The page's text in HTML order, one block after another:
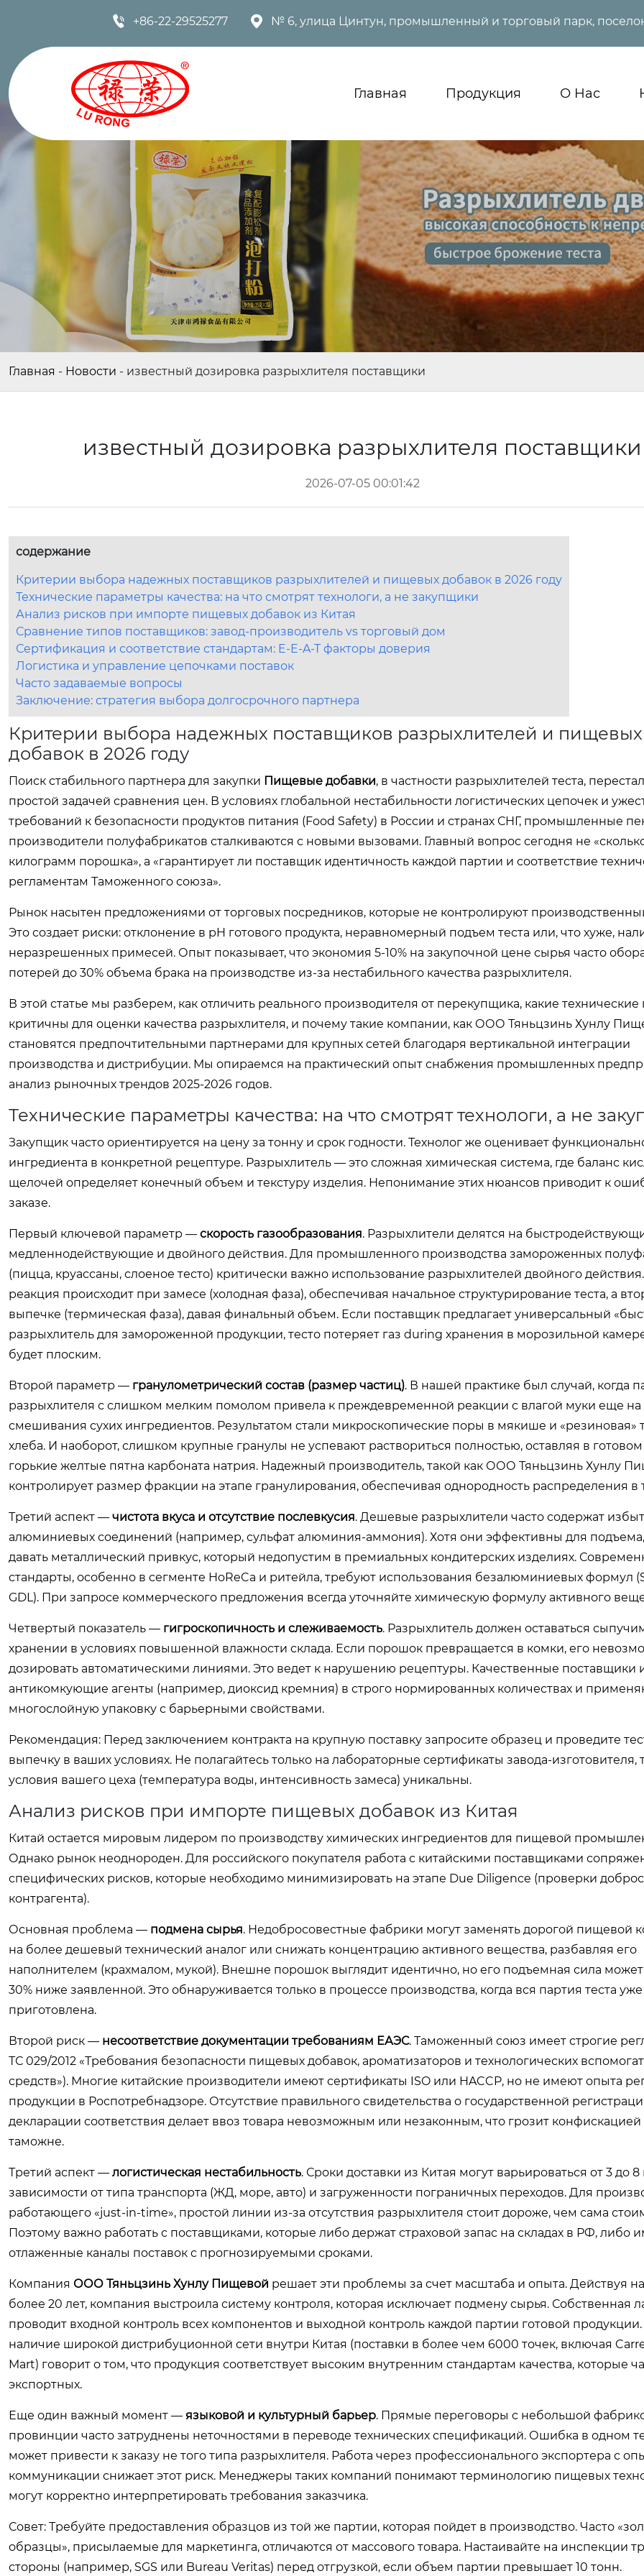
 +86-22-29525277  № 6, улица Цинтун, промышленный и торговый парк,
Главная Продукция О Нас
Главная - Новости - известный дозировка разрыхлителя поставщики
известный дозировка разрыхлителя поставщики
2026-07-05 00:01:42
содержание
Критерии выбора надежных поставщиков разрыхлителей и пищевых добавок в 2026 году
Технические параметры качества: на что смотрят технологи, а не закупщики
Анализ рисков при импорте пищевых добавок из Китая
Сравнение типов поставщиков: завод-производитель vs торговый дом
Сертификация и соответствие стандартам: E-E-A-T факторы доверия
Логистика и управление цепочками поставок
Часто задаваемые вопросы
Заключение: стратегия выбора долгосрочного партнера
Критерии выбора надежных поставщиков разрыхлителей и пищевых
добавок в 2026 году
Поиск стабильного партнера для закупки Пищевые добавки, в частности разрыхлителей теста,
простой задачей сравнения цен. В условиях глобальной нестабильности логистических цепочек и
требований к безопасности продуктов питания (Food Safety) в России и странах СНГ, промышленные
производители полуфабрикатов сталкиваются с новыми вызовами. Главный вопрос сегодня не
килограмм порошка», а «гарантирует ли поставщик идентичность каждой партии и соответствие
регламентам Таможенного союза».
Рынок насытен предложениями от торговых посредников, которые не контролируют
Это создает риски: отклонение в pH готового продукта, неравномерный подъем теста или, что хуже,
неразрешенных примесей. Опыт показывает, что экономия 5-10% на закупочной цене сырья часто
потерей до 30% объема брака на производстве из-за нестабильного качества разрыхлителя.
В этой статье мы разберем, как отличить реального производителя от перекупщика, какие
критичны для оценки качества разрыхлителя, и почему такие компании, как ООО Тяньцзинь Хунлу
становятся предпочтительными партнерами для крупных сетей благодаря вертикальной интеграции
производства и дистрибуции. Мы опираемся на практический опыт снабжения промышленных
анализ рыночных трендов 2025-2026 годов.
Технические параметры качества: на что смотрят технологи, а не
Закупщик часто ориентируется на цену за тонну и срок годности. Технолог же оценивает
ингредиента в конкретной рецептуре. Разрыхлитель — это сложная химическая система, где баланс
щелочей определяет конечный объем и текстуру изделия. Непонимание этих нюансов приводит к
заказе.
Первый ключевой параметр — скорость газообразования. Разрыхлители делятся на
медленнодействующие и двойного действия. Для промышленного производства замороженных
(пицца, круассаны, слоеное тесто) критически важно использование разрыхлителей двойного
реакция происходит при замесе (холодная фаза), обеспечивая начальное структурирование теста, а
выпечке (термическая фаза), давая финальный объем. Если поставщик предлагает универсальный
разрыхлитель для замороженной продукции, тесто потеряет газ during хранения в морозильной
будет плоским.
Второй параметр — гранулометрический состав (размер частиц). В нашей практике был случай, когда
разрыхлителя с слишком мелким помолом привела к преждевременной реакции с влагой муки еще на
смешивания сухих ингредиентов. Результатом стали микроскопические поры в мякише и «резиновая»
хлеба. И наоборот, слишком крупные гранулы не успевают раствориться полностью, оставляя в
горькие желтые пятна карбоната натрия. Надежный производитель, такой как ООО Тяньцзинь Хунлу
контролирует размер фракции на этапе гранулирования, обеспечивая однородность распределения в
Третий аспект — чистота вкуса и отсутствие послевкусия. Дешевые разрыхлители часто содержат
алюминиевых соединений (например, сульфат алюминия-аммония). Хотя они эффективны для
давать металлический привкус, который недопустим в премиальных кондитерских изделиях.
стандарты, особенно в сегменте HoReCa и ритейла, требуют использования безалюминиевых формул
GDL). При запросе коммерческого предложения всегда уточняйте химическую формулу активного
Четвертый показатель — гигроскопичность и слеживаемость. Разрыхлитель должен оставаться
хранении в условиях повышенной влажности склада. Если порошок превращается в комки, его
дозировать автоматическими линиями. Это ведет к нарушению рецептуры. Качественные поставщики
антикомкующие агенты (например, диоксид кремния) в строго нормированных количествах и
многослойную упаковку с барьерными свойствами.
Рекомендация: Перед заключением контракта на крупную поставку запросите образец и проведите
выпечку в ваших условиях. Не полагайтесь только на лабораторные сертификаты завода-изготовителя,
условия вашего цеха (температура воды, интенсивность замеса) уникальны.
Анализ рисков при импорте пищевых добавок из Китая
Китай остается мировым лидером по производству химических ингредиентов для пищевой
Однако рынок неоднороден. Для российского покупателя работа с китайскими поставщиками
специфических рисков, которые необходимо минимизировать на этапе Due Diligence (проверки
контрагента).
Основная проблема — подмена сырья. Недобросовестные фабрики могут заменять дорогой пищевой
на более дешевый технический аналог или снижать концентрацию активного вещества, разбавляя его
наполнителем (крахмалом, мукой). Внешне порошок выглядит идентично, но его подъемная сила
30% ниже заявленной. Это обнаруживается только в процессе производства, когда вся партия теста уже
приготовлена.
Второй риск — несоответствие документации требованиям ЕАЭС. Таможенный союз имеет строгие
ТС 029/2012 «Требования безопасности пищевых добавок, ароматизаторов и технологических
средств»). Многие китайские производители имеют сертификаты ISO или HACCP, но не имеют опыта
продукции в Роспотребнадзоре. Отсутствие правильного свидетельства о государственной
декларации соответствия делает ввоз товара невозможным или незаконным, что грозит конфискацией
таможне.
Третий аспект — логистическая нестабильность. Сроки доставки из Китая могут варьироваться от 3 до 8
зависимости от типа транспорта (ЖД, море, авто) и загруженности пограничных переходов. Для
работающего «just-in-time», простой линии из-за отсутствия разрыхлителя стоит дороже, чем сама
Поэтому важно работать с поставщиками, которые либо держат страховой запас на складах в РФ, либо
отлаженные каналы поставок с прогнозируемыми сроками.
Компания ООО Тяньцзинь Хунлу Пищевой решает эти проблемы за счет масштаба и опыта. Действуя
более 20 лет, компания выстроила систему контроля, которая исключает подмену сырья. Собственная
проводит входной контроль всех компонентов и выходной контроль каждой партии готовой
наличие широкой дистрибуционной сети внутри Китая (поставки в более чем 6000 точек, включая
Mart) говорит о том, что продукция соответствует высоким внутренним стандартам качества, которые
экспортных.
Еще один важный момент — языковой и культурный барьер. Прямые переговоры с небольшой
провинции часто затруднены неточностями в переводе технических спецификаций. Ошибка в одном
может привести к заказу не того типа разрыхлителя. Работа через профессионального экспортера с
коммуникации снижает этот риск. Менеджеры таких компаний понимают терминологию пищевых
могут корректно интерпретировать требования заказчика.
Совет: Требуйте предоставления образцов из той же партии, которая пойдет в производство. Часто
образцы», присылаемые для маркетинга, отличаются от массового товара. Настаивайте на инспекции
стороны (например, SGS или Bureau Veritas) перед отгрузкой, если объем партии превышает 10 тонн.